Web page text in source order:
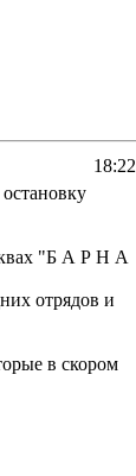
18:22
"Б А Р Н А
отрядов и
в скором